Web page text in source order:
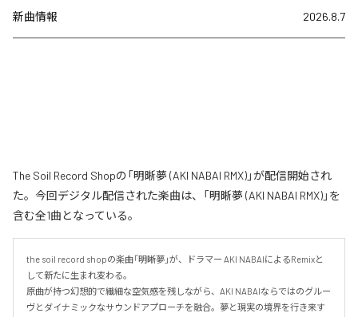
新曲情報 2026.8.7
The Soil Record Shopの「明晰夢 (AKI NABAI RMX)」が配信開始され
た。今回デジタル配信された楽曲は、「明晰夢 (AKI NABAI RMX)」を
含む全1曲となっている。
the soil record shopの楽曲「明晰夢」が、ドラマー AKI NABAIによるRemixと
して新たに生まれ変わる。
原曲が持つ幻想的で繊細な空気感を残しながら、AKI NABAIならではのグルー
ヴとダイナミックなサウンドアプローチを融合。夢と現実の境界を行き来す